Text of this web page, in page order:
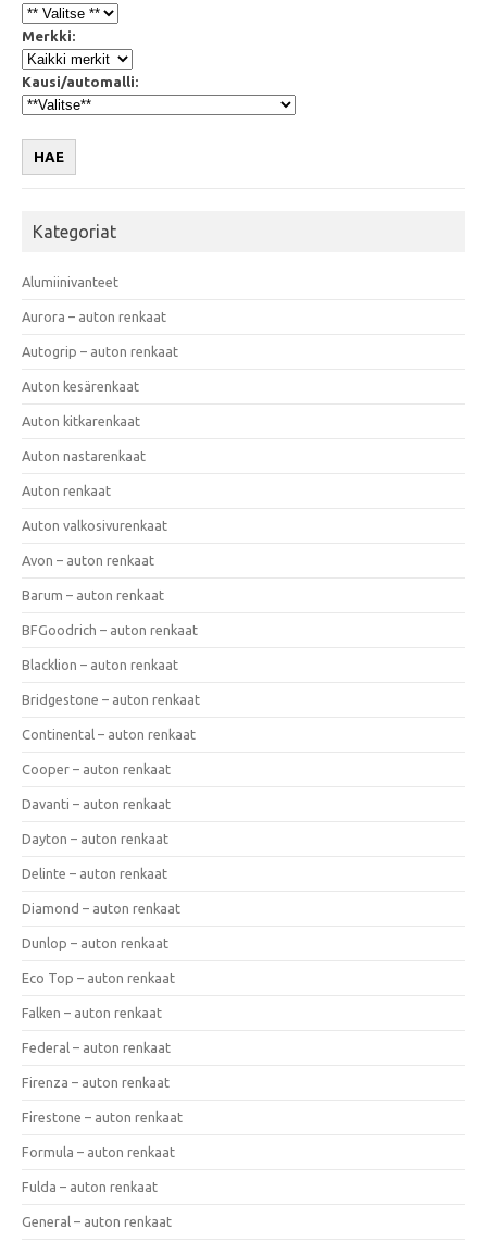
Merkki:
Kausi/automalli:
HAE
Kategoriat
Alumiinivanteet
Aurora – auton renkaat
Autogrip – auton renkaat
Auton kesärenkaat
Auton kitkarenkaat
Auton nastarenkaat
Auton renkaat
Auton valkosivurenkaat
Avon – auton renkaat
Barum – auton renkaat
BFGoodrich – auton renkaat
Blacklion – auton renkaat
Bridgestone – auton renkaat
Continental – auton renkaat
Cooper – auton renkaat
Davanti – auton renkaat
Dayton – auton renkaat
Delinte – auton renkaat
Diamond – auton renkaat
Dunlop – auton renkaat
Eco Top – auton renkaat
Falken – auton renkaat
Federal – auton renkaat
Firenza – auton renkaat
Firestone – auton renkaat
Formula – auton renkaat
Fulda – auton renkaat
General – auton renkaat